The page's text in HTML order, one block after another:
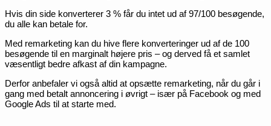
Hvis din side konverterer 3 % får du intet ud af 97/100 besøgende,
du alle kan betale for.
Med remarketing kan du hive flere konverteringer ud af de 100
besøgende til en marginalt højere pris – og derved få et samlet
væsentligt bedre afkast af din kampagne.
Derfor anbefaler vi også altid at opsætte remarketing, når du går i
gang med betalt annoncering i øvrigt – især på Facebook og med
Google Ads til at starte med.